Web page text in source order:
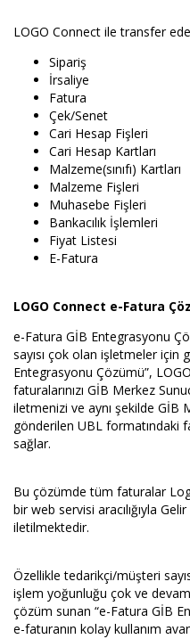
LOGO Connect ile transfer
Sipariş
İrsaliye
Fatura
Çek/Senet
Cari Hesap Fişleri
Cari Hesap Kartları
Malzeme(sınıfı) Kartları
Malzeme Fişleri
Muhasebe Fişleri
Bankacılık İşlemleri
Fiyat Listesi
E-Fatura
LOGO Connect e-Fatura
e-Fatura GİB Entegrasyonu
sayısı çok olan işletmeler için
Entegrasyonu Çözümü”,
faturalarınızı GİB Merkez
iletmenizi ve aynı şekilde GİB
gönderilen UBL formatındaki
sağlar.
Bu çözümde tüm faturalar
bir web servisi aracılığıyla Gelir
iletilmektedir.
Özellikle tedarikçi/müşteri
işlem yoğunluğu çok ve
çözüm sunan “e-Fatura GİB
e-faturanın kolay kullanım